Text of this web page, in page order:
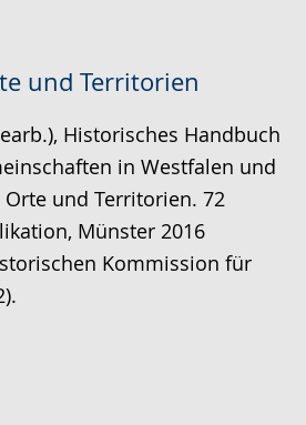
und Territorien
Historisches Handbuch
in Westfalen und
und Territorien. 72
Münster 2016
Kommission für